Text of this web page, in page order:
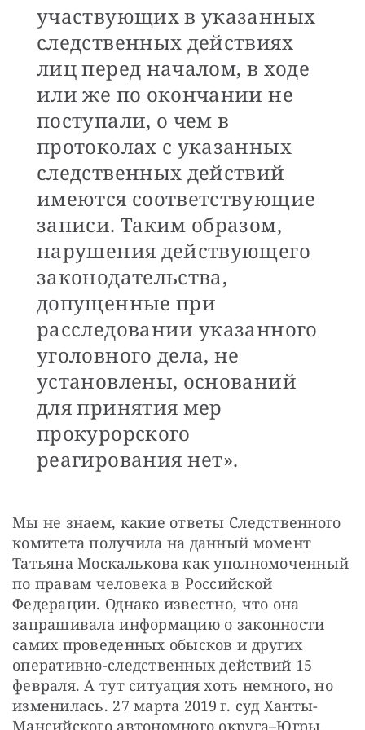
участвующих в указанных
следственных действиях
лиц перед началом, в ходе
или же по окончании не
поступали, о чем в
протоколах с указанных
следственных действий
имеются соответствующие
записи. Таким образом,
нарушения действующего
законодательства,
допущенные при
расследовании указанного
уголовного дела, не
установлены, оснований
для принятия мер
прокурорского
реагирования нет».
Мы не знаем, какие ответы Следственного
комитета получила на данный момент
Татьяна Москалькова как уполномоченный
по правам человека в Российской
Федерации. Однако известно, что она
запрашивала информацию о законности
самих проведенных обысков и других
оперативно-следственных действий 15
февраля. А тут ситуация хоть немного, но
изменилась. 27 марта 2019 г. суд Ханты-
Мансийского автономного округа–Югры